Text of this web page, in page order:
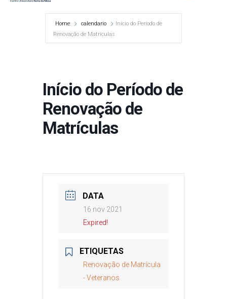
Home calendario
Início do Período de
Renovação de Matrículas
Início do Período de
Renovação de
Matrículas
DATA
16 nov 2021
Expired!
ETIQUETAS
Renovação de Matrícula
- Veteranos